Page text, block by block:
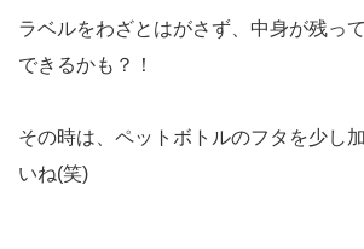
ラベルをわざとはがさず、中身が残っ
できるかも？！
その時は、ペットボトルのフタを少し
いね(笑)